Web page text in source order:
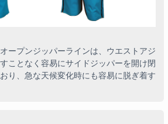
ープンジッパーラインは、ウエストアジ
ことなく容易にサイドジッパーを開け閉
り、急な天候変化時にも容易に脱ぎ着す